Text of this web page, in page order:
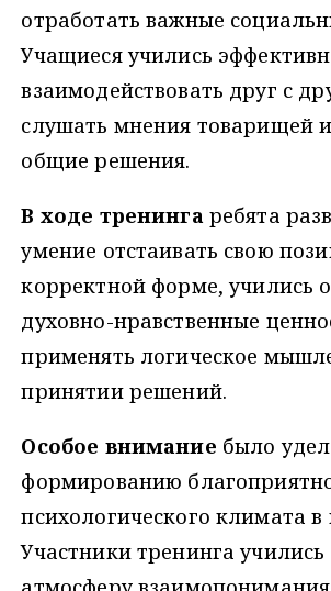
отработать важные
Учащиеся учились
взаимодействовать друг с
слушать мнения товарищей
общие решения.
В ходе тренингаребята
умение отстаивать свою
корректной форме, учились
духовно-нравственные
применять логическое
принятии решений.
Особое внимание было
формированию
психологического климата в
Участники тренинга учились